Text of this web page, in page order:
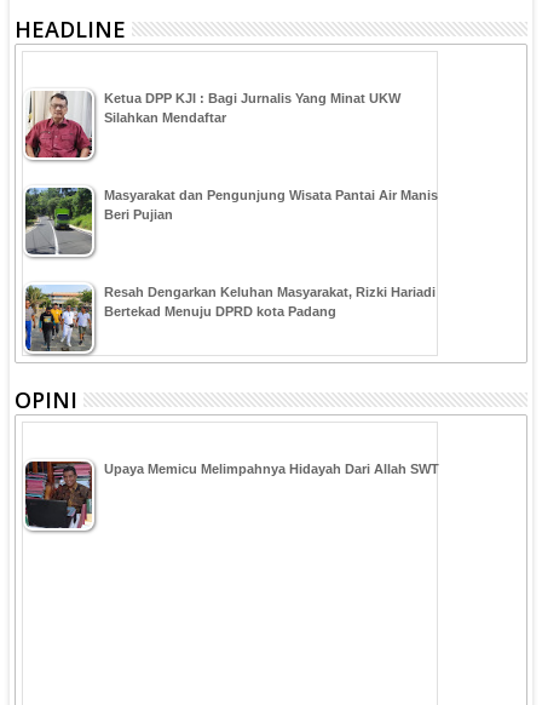
HEADLINE
Ketua DPP KJI : Bagi Jurnalis Yang Minat UKW
Silahkan Mendaftar
Masyarakat dan Pengunjung Wisata Pantai Air Manis
Beri Pujian
Resah Dengarkan Keluhan Masyarakat, Rizki Hariadi
Bertekad Menuju DPRD kota Padang
OPINI
Upaya Memicu Melimpahnya Hidayah Dari Allah SWT